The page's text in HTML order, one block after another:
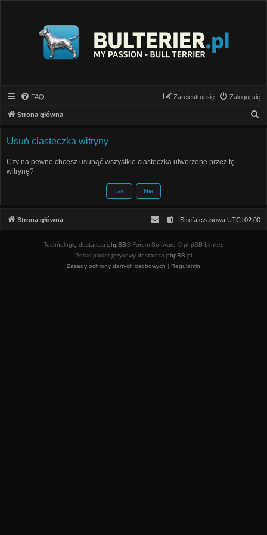
FAQ Zaloguj się
Zarejestruj się
Strona główna
z
Usuń ciasteczka witryny
Czy na pewno chcesz usunąć wszystkie ciasteczka utworzone przez tę
witrynę?
Strona główna Strefa czasowa UTC+02:00
Technologię dostarcza phpBB® Forum Software © phpBB Limited
Polski pakiet językowy dostarcza phpBB.pl
Zasady ochrony danych osobowych | Regulamin